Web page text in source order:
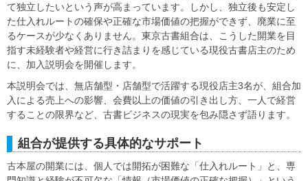
て独立したいという声が高まっています。しかし、独立後も安定し
た仕入れルートの確保や正確な市場価値の把握ができず、廃業に至
るケースが少なくありません。東京古書組合は、こうした開業を目
指す未経験者や経営に行き詰まりを感じている現役古書店主のため
に、加入説明会を開催します。
本説明会では、無店舗型・店舗型で活躍する現役店主3名が、組合加
入による売上への影響、会費以上の価値の引き出し方、一人で経営
することの限界など、古書ビジネスの現実を包み隠さず語ります。
組合が提供する具体的なサポート
古本屋の開業には、個人では開拓が困難な「仕入れルート」と、専